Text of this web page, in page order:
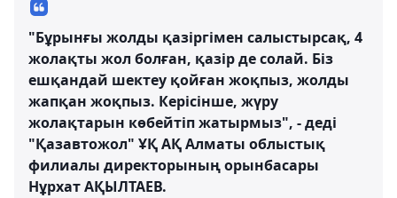
"Бұрынғы жолды қазіргімен салыстырсақ, 4
жолақты жол болған, қазір де солай. Біз
ешқандай шектеу қойған жоқпыз, жолды
жапқан жоқпыз. Керісінше, жүру
жолақтарын көбейтіп жатырмыз", - деді
"Қазавтожол" ҰҚ АҚ Алматы облыстық
филиалы директорының орынбасары
Нұрхат АҚЫЛТАЕВ.